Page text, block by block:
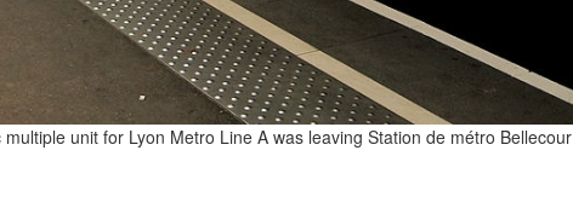
unit for Lyon Metro Line A was leaving Station de métro Bellecour